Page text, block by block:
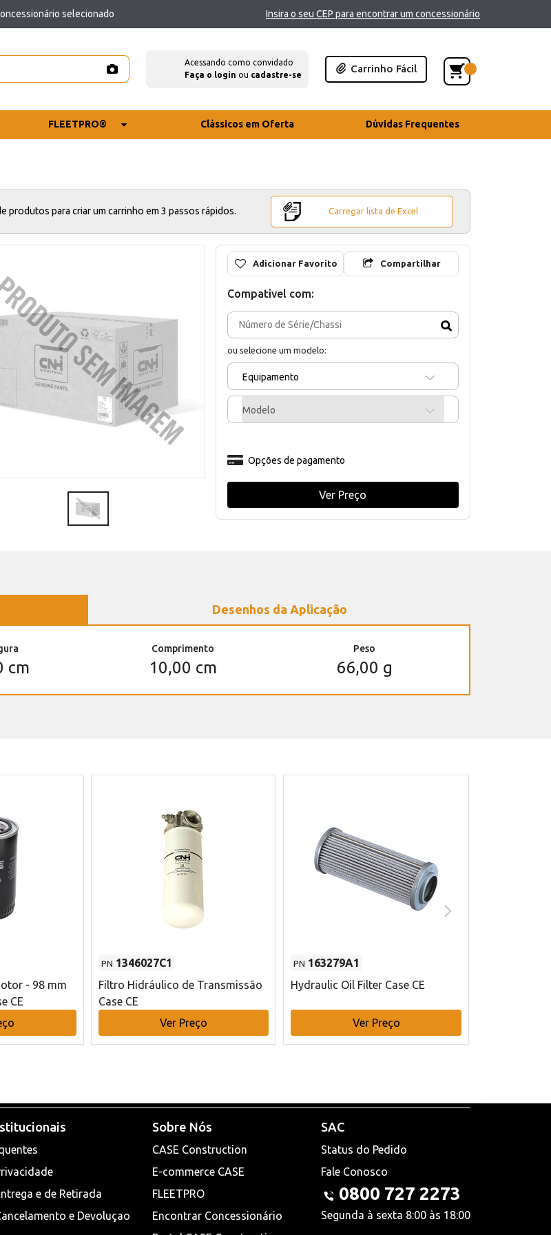
selecionado Insira o seu CEP para encontrar um concessionário
Acessando como convidado
Faça o login ou cadastre-se
Carrinho Fácil
FLEETPRO® Clássicos em Oferta Dúvidas Frequentes
produtos para criar um carrinho em 3 passos rápidos. Carregar lista de Excel
Adicionar Favorito Compartilhar
Compativel com:
ou selecione um modelo:
Equipamento
Modelo
Opções de pagamento
Ver Preço
Desenhos da Aplicação
cm
Comprimento
10,00 cm
Peso
66,00 g
- 98 mm
CE
PN 1346027C1
Filtro Hidráulico de Transmissão
Case CE
Ver Preço
PN 163279A1
Hydraulic Oil Filter Case CE
Ver Preço
e de Retirada
e Devoluçao
Sobre Nós
CASE Construction
E-commerce CASE
FLEETPRO
Encontrar Concessionário
SAC
Status do Pedido
Fale Conosco
0800 727 2273
Segunda à sexta 8:00 às 18:00